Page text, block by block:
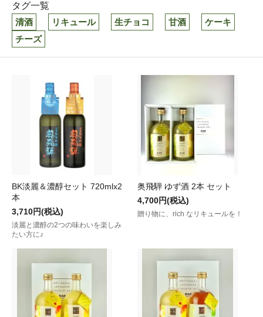
タグ一覧
清酒
リキュール 生チョコ 甘酒
ケーキ
チーズ
BK淡麗＆濃醇セット 720mlx2
本
3,710円(税込)
淡麗と濃醇の2つの味わいを楽しみ
たい方に♪
奥飛騨 ゆず酒 2本 セット
4,700円(税込)
贈り物に、rich なリキュールを！